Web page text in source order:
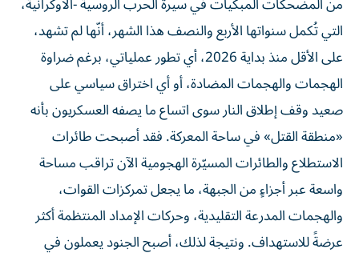
التي تُكمل سنواتها الأربع والنصف هذا الشهر، أنّها لم تشهد،
على الأقل منذ بداية 2026، أي تطور عملياتي، برغم ضراوة
الهجمات والهجمات المضادة، أو أي اختراق سياسي على
صعيد وقف إطلاق النار سوى اتساع ما يصفه العسكريون بأنه
«منطقة القتل» في ساحة المعركة. فقد أصبحت طائرات
الاستطلاع والطائرات المسيّرة الهجومية الآن تراقب مساحة
واسعة عبر أجزاءٍ من الجبهة، ما يجعل تمركزات القوات،
والهجمات المدرعة التقليدية، وحركات الإمداد المنتظمة أكثر
عرضةً للاستهداف. ونتيجة لذلك، أصبح الجنود يعملون في